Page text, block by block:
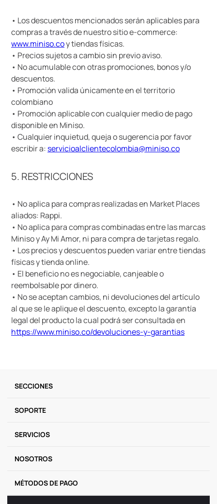
• Los descuentos mencionados serán aplicables para
compras a través de nuestro sitio e-commerce:
www.miniso.coy tiendas físicas.
• Precios sujetos a cambio sin previo aviso.
• No acumulable con otras promociones, bonos y/o
descuentos.
• Promoción valida únicamente en el territorio
colombiano
• Promoción aplicable con cualquier medio de pago
disponible en Miniso.
• Cualquier inquietud, queja o sugerencia por favor
escribir a: servicioalclientecolombia@miniso.co
5. RESTRICCIONES
• No aplica para compras realizadas en Market Places
aliados: Rappi.
• No aplica para compras combinadas entre las marcas
Miniso y Ay Mi Amor, ni para compra de tarjetas regalo.
• Los precios y descuentos pueden variar entre tiendas
físicas y tienda online.
• El beneficio no es negociable, canjeable o
reembolsable por dinero.
• No se aceptan cambios, ni devoluciones del artículo
al que se le aplique el descuento, excepto la garantía
legal del producto la cual podrá ser consultada en
https://www.miniso.co/devoluciones-y-garantias
SECCIONES
SOPORTE
SERVICIOS
NOSOTROS
MÉTODOS DE PAGO